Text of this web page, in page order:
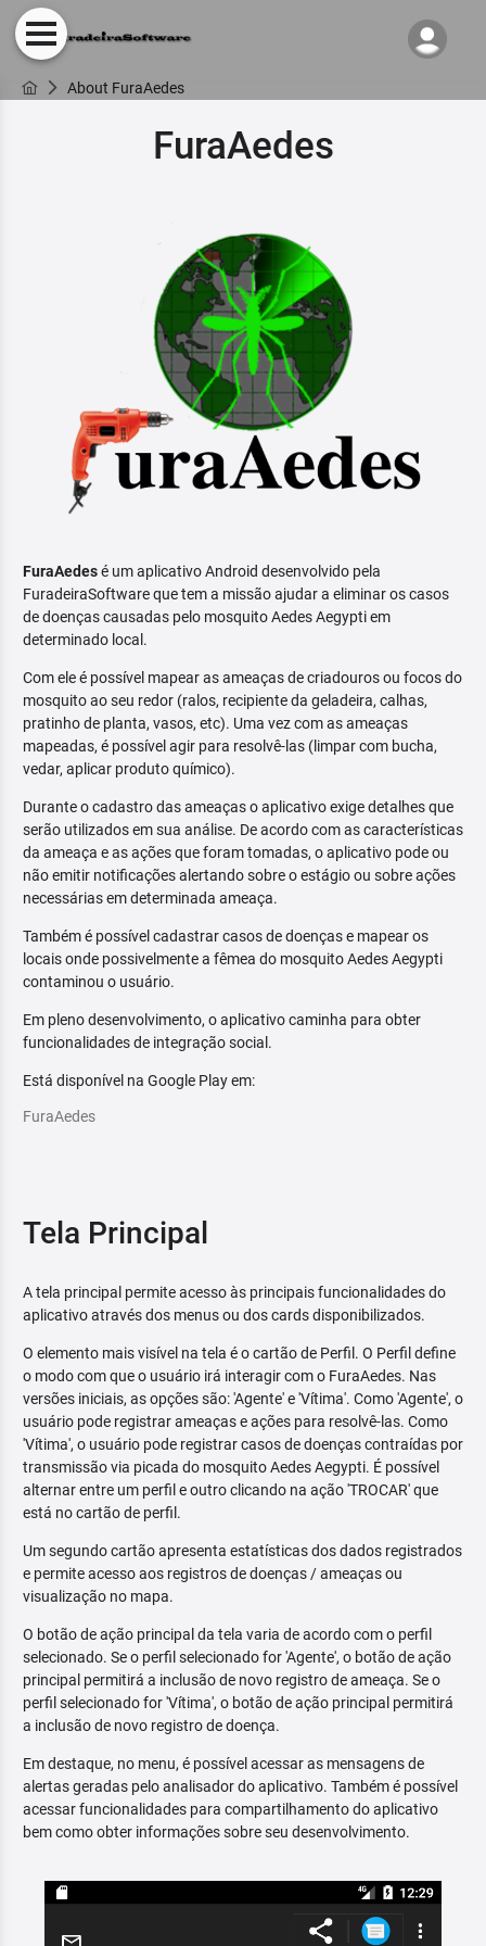
About FuraAedes
FuraAedes
FuraAedesé um aplicativo Android desenvolvido pela
FuradeiraSoftware que tem a missão ajudar a eliminar os casos
de doenças causadas pelo mosquito Aedes Aegypti em
determinado local.
Com ele é possível mapear as ameaças de criadouros ou focos do
mosquito ao seu redor (ralos, recipiente da geladeira, calhas,
pratinho de planta, vasos, etc). Uma vez com as ameaças
mapeadas, é possível agir para resolvê-las (limpar com bucha,
vedar, aplicar produto químico).
Durante o cadastro das ameaças o aplicativo exige detalhes que
serão utilizados em sua análise. De acordo com as características
da ameaça e as ações que foram tomadas, o aplicativo pode ou
não emitir notificações alertando sobre o estágio ou sobre ações
necessárias em determinada ameaça.
Também é possível cadastrar casos de doenças e mapear os
locais onde possivelmente a fêmea do mosquito Aedes Aegypti
contaminou o usuário.
Em pleno desenvolvimento, o aplicativo caminha para obter
funcionalidades de integração social.
Está disponível na Google Play em:
FuraAedes
Tela Principal
A tela principal permite acesso às principais funcionalidades do
aplicativo através dos menus ou dos cards disponibilizados.
O elemento mais visível na tela é o cartão de Perfil. O Perfil define
o modo com que o usuário irá interagir com o FuraAedes. Nas
versões iniciais, as opções são: 'Agente' e 'Vítima'. Como 'Agente', o
usuário pode registrar ameaças e ações para resolvê-las. Como
'Vítima', o usuário pode registrar casos de doenças contraídas por
transmissão via picada do mosquito Aedes Aegypti. É possível
alternar entre um perfil e outro clicando na ação 'TROCAR' que
está no cartão de perfil.
Um segundo cartão apresenta estatísticas dos dados registrados
e permite acesso aos registros de doenças / ameaças ou
visualização no mapa.
O botão de ação principal da tela varia de acordo com o perfil
selecionado. Se o perfil selecionado for 'Agente', o botão de ação
principal permitirá a inclusão de novo registro de ameaça. Se o
perfil selecionado for 'Vítima', o botão de ação principal permitirá
a inclusão de novo registro de doença.
Em destaque, no menu, é possível acessar as mensagens de
alertas geradas pelo analisador do aplicativo. Também é possível
acessar funcionalidades para compartilhamento do aplicativo
bem como obter informações sobre seu desenvolvimento.